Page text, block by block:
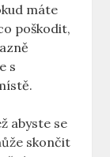
máte
poškodit,
s
abyste se
skončit